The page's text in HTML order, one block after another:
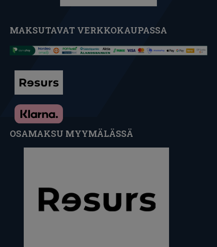
MAKSUTAVAT VERKKOKAUPASSA
OSAMAKSU MYYMÄLÄSSÄ